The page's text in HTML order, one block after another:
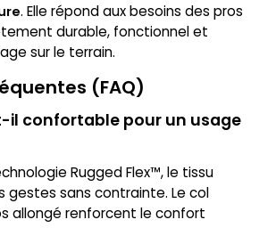
. Elle répond aux besoins des pros
durable, fonctionnel et
sur le terrain.
(FAQ)
il confortable pour un usage
Rugged Flex™, le tissu
gestes sans contrainte. Le col
allongé renforcent le confort